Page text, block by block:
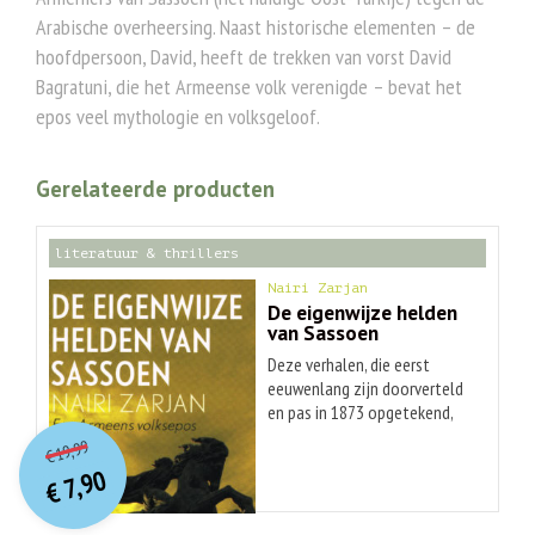
Arabische overheersing. Naast historische elementen – de
hoofdpersoon, David, heeft de trekken van vorst David
Bagratuni, die het Armeense volk verenigde – bevat het
epos veel mythologie en volksgeloof.
Gerelateerde producten
literatuur & thrillers
Nairi Zarjan
De eigenwijze helden
van Sassoen
Deze verhalen, die eerst
eeuwenlang zijn doorverteld
en pas in 1873 opgetekend,
van Sassoen' is rond de tiende
€19,99O
orspr
onkelijke
prijs
was:
€ 19,99.
€7,90
Huidige
prijs
is:
€ 7,90.